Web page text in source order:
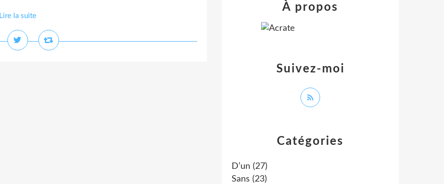
Lire la suite
Catégories
D’un (27)
Sans (23)
Suivez-moi
À propos